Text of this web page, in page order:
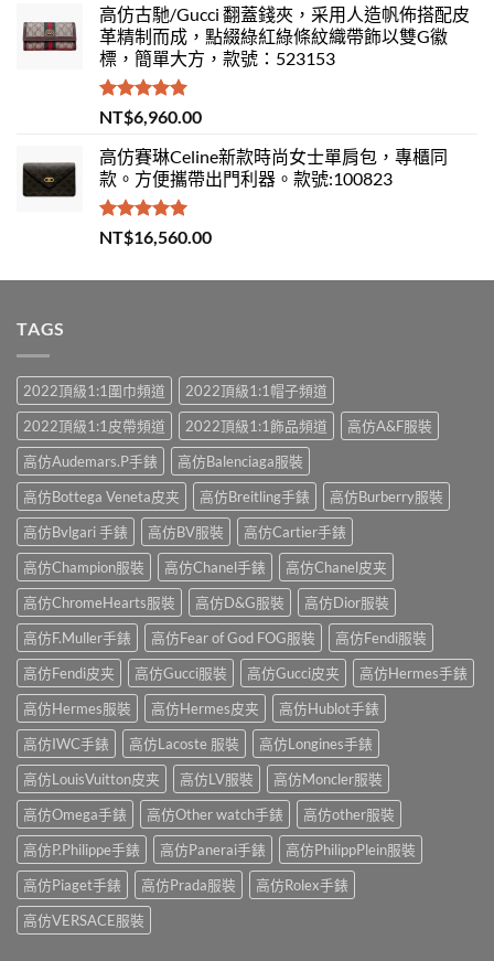
高仿古馳/Gucci 翻蓋錢夾，采用人造帆佈搭配皮
革精制而成，點綴綠紅綠條紋織帶飾以雙G徽
標，簡單大方，款號：523153
評分 5.00
滿分 5
NT$6,960.00
高仿賽琳Celine新款時尚女士單肩包，專櫃同
款。方便攜帶出門利器。款號:100823
評分5.00
滿分 5
NT$16,560.00
TAGS
2022頂級1:1圍巾頻道
2022頂級1:1帽子頻道
2022頂級1:1皮帶頻道
2022頂級1:1飾品頻道
高仿A&F服裝
高仿Audemars.P手錶
高仿Balenciaga服裝
高仿Bottega Veneta皮夹
高仿Breitling手錶
高仿Burberry服裝
高仿Bvlgari 手錶
高仿BV服裝
高仿Cartier手錶
高仿Champion服裝
高仿Chanel手錶
高仿Chanel皮夹
高仿ChromeHearts服裝
高仿D&G服裝
高仿Dior服裝
高仿F.Muller手錶
高仿Fear of God FOG服裝
高仿Fendi服裝
高仿Fendi皮夹
高仿Gucci服裝 高仿Gucci皮夹
高仿Hermes手錶
高仿Hermes服裝
高仿Hermes皮夹
高仿Hublot手錶
高仿IWC手錶
高仿Lacoste 服裝
高仿Longines手錶
高仿LouisVuitton皮夹
高仿LV服裝
高仿Moncler服裝
高仿Omega手錶
高仿Other watch手錶
高仿other服裝
高仿P.Philippe手錶
高仿Panerai手錶
高仿PhilippPlein服裝
高仿Piaget手錶
高仿Prada服裝
高仿Rolex手錶
高仿VERSACE服裝